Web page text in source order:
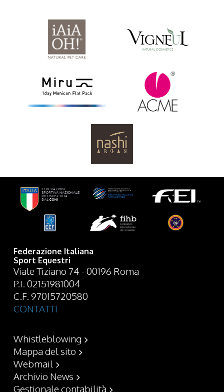
Federazione Italiana
Sport Equestri
Viale Tiziano 74 - 00196 Roma
P.I. 02151981004
C.F. 97015720580
CONTATTI
Whistleblowing
Mappa del sito
Webmail
Archivio News
Gestionale contabilità